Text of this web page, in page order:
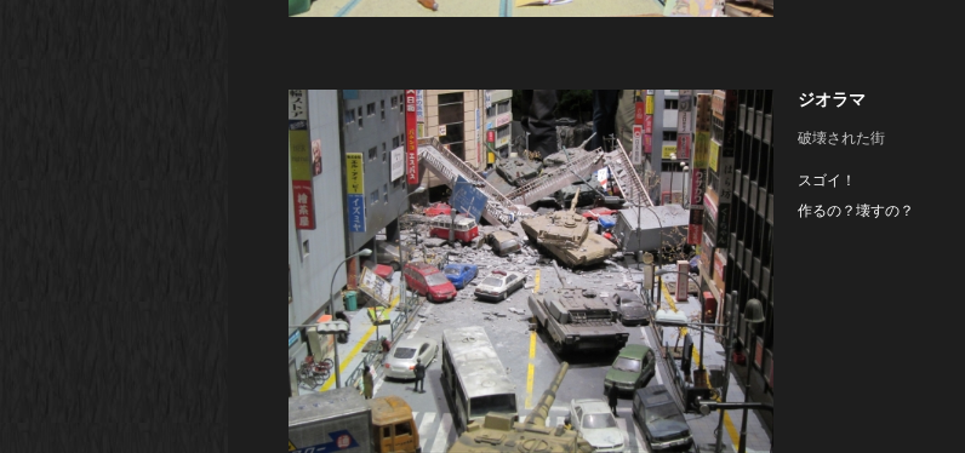
ジオラマ
破壊された街
スゴイ！
作るの？壊すの？